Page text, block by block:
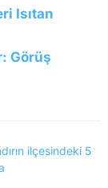
Isıtan
Görüş